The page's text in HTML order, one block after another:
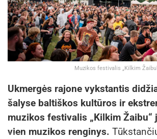
Įgyvendinus projektą, bendras
padalinys išsiplėstų beveik tris
kv. metrų.
Muzikos festivalis „Kilkim
Ukmergės rajone vykstantis
šalyse baltiškos kultūros ir
muzikos festivalis „Kilkim Žaibu“
vien muzikos renginys.